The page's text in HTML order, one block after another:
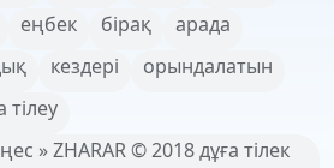
еңбек бірақ
арада
кездері
орындалатын
тілеу
» ZHARAR © 2018 дұға тілек